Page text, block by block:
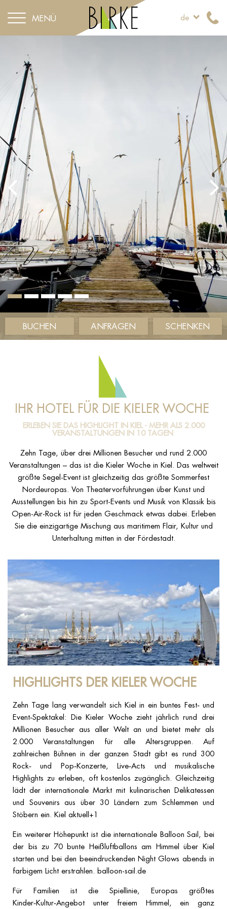
MENÜ de
BUCHEN ANFRAGEN SCHENKEN
IHR HOTEL FÜR DIE KIELER WOCHE
ERLEBEN SIE DAS HIGHLIGHT IN KIEL - MEHR ALS 2.000
VERANSTALTUNGEN IN 10 TAGEN
Zehn Tage, über drei Millionen Besucher und rund 2.000
Veranstaltungen – das ist die Kieler Woche in Kiel. Das weltweit
größte Segel-Event ist gleichzeitig das größte Sommerfest
Nordeuropas. Von Theatervorführungen über Kunst und
Ausstellungen bis hin zu Sport-Events und Musik von Klassik bis
Open-Air-Rock ist für jeden Geschmack etwas dabei. Erleben
Sie die einzigartige Mischung aus maritimem Flair, Kultur und
Unterhaltung mitten in der Fördestadt.
HIGHLIGHTS DER KIELER WOCHE
Zehn Tage lang verwandelt sich Kiel in ein buntes Fest‑ und
Event‑Spektakel: Die Kieler Woche zieht jährlich rund drei
Millionen Besucher aus aller Welt an und bietet mehr als
2.000 Veranstaltungen für alle Altersgruppen. Auf
zahlreichen Bühnen in der ganzen Stadt gibt es rund 300
Rock‑ und Pop‑Konzerte, Live‑Acts und musikalische
Highlights zu erleben, oft kostenlos zugänglich. Gleichzeitig
lädt der internationale Markt mit kulinarischen Delikatessen
und Souvenirs aus über 30 Ländern zum Schlemmen und
Stöbern ein. Kiel aktuell+1
Ein weiterer Höhepunkt ist die internationale Balloon Sail, bei
der bis zu 70 bunte Heißluftballons am Himmel über Kiel
starten und bei den beeindruckenden Night Glows abends in
farbigem Licht erstrahlen. balloon-sail.de
Für Familien ist die Spiellinie, Europas größtes
Kinder‑Kultur‑Angebot unter freiem Himmel, ein ganz